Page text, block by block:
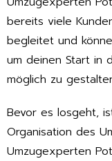
bereits viele
begleitet und
um deinen Start in
möglich zu
Bevor es losgeht,
Organisation des
Umzugexperten